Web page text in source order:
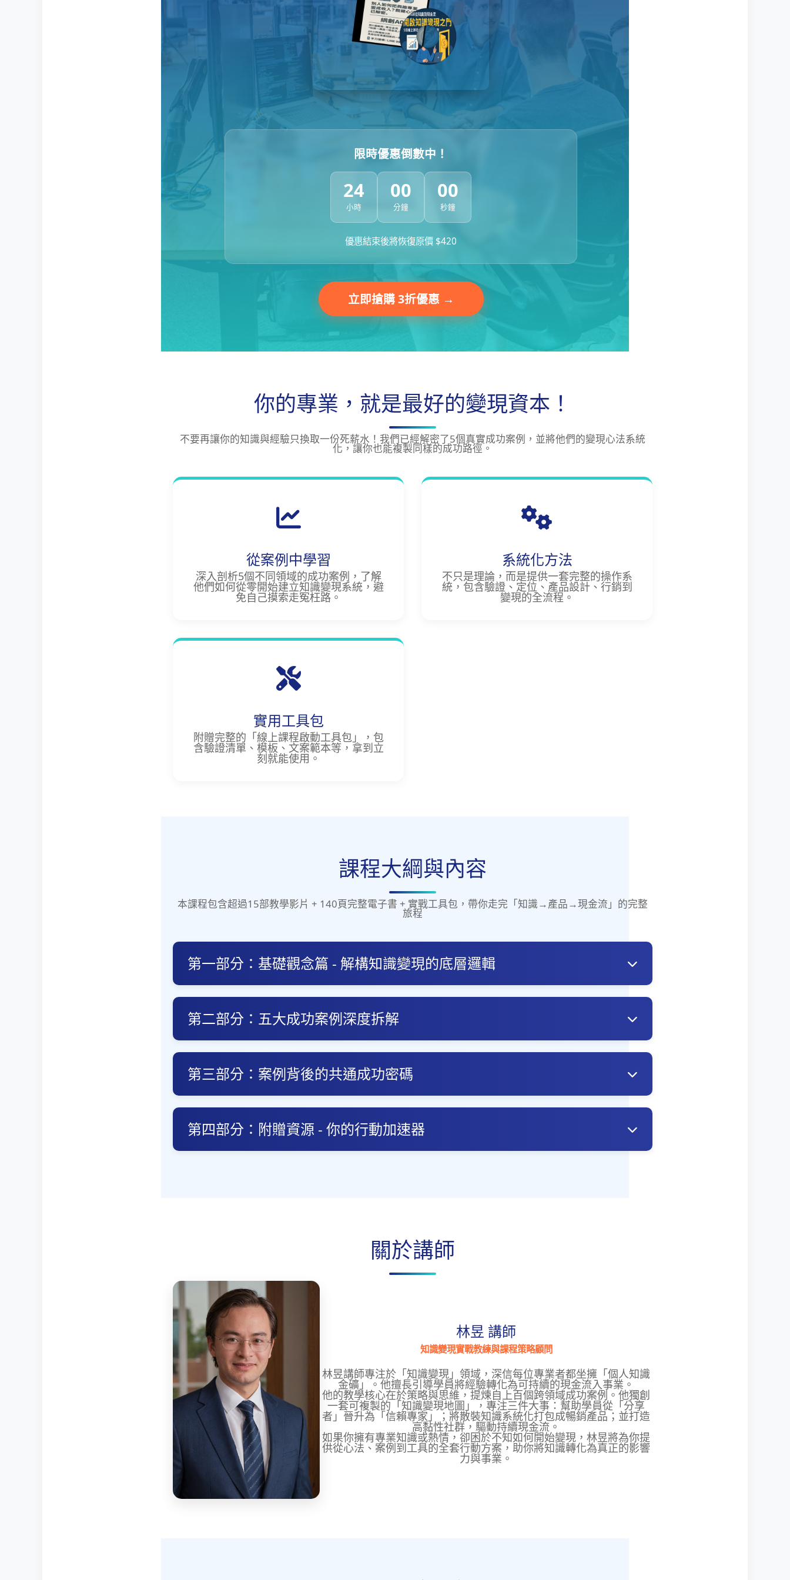
限時優惠倒數中！
24
小時
00
分鐘
00
秒鐘
優惠結束後將恢復原價 $420
立即搶購 3折優惠 →
你的專業，就是最好的變現資本！
不要再讓你的知識與經驗只換取一份死薪水！我們已經解密了5個真實成功案例，並將他們的變現心法系統
化，讓你也能複製同樣的成功路徑。
從案例中學習
深入剖析5個不同領域的成功案例，了解
他們如何從零開始建立知識變現系統，避
免自己摸索走冤枉路。
系統化方法
不只是理論，而是提供一套完整的操作系
統，包含驗證、定位、產品設計、行銷到
變現的全流程。
實用工具包
附贈完整的「線上課程啟動工具包」，包
含驗證清單、模板、文案範本等，拿到立
刻就能使用。
課程大綱與內容
本課程包含超過15部教學影片 + 140頁完整電子書 + 實戰工具包，帶你走完「知識→產品→現金流」的完整
旅程
第一部分：基礎觀念篇 - 解構知識變現的底層邏輯
第二部分：五大成功案例深度拆解
第三部分：案例背後的共通成功密碼
第四部分：附贈資源 - 你的行動加速器
關於講師
林昱 講師
知識變現實戰教練與課程策略顧問
林昱講師專注於「知識變現」領域，深信每位專業者都坐擁「個人知識
金礦」。他擅長引導學員將經驗轉化為可持續的現金流入事業。
他的教學核心在於策略與思維，提煉自上百個跨領域成功案例。他獨創
一套可複製的「知識變現地圖」，專注三件大事：幫助學員從「分享
者」晉升為「信賴專家」；將散裝知識系統化打包成暢銷產品；並打造
高黏性社群，驅動持續現金流。
如果你擁有專業知識或熱情，卻困於不知如何開始變現，林昱將為你提
供從心法、案例到工具的全套行動方案，助你將知識轉化為真正的影響
力與事業。